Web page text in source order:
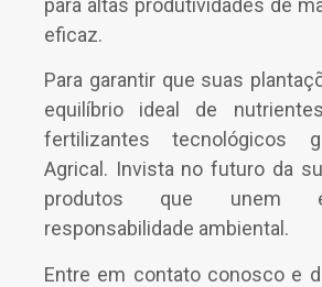
para altas produtividades de
eficaz.
Para garantir que suas
equilíbrio ideal de
fertilizantes tecnológicos
Agrical. Invista no futuro da
produtos que unem
responsabilidade ambiental.
Entre em contato conosco e